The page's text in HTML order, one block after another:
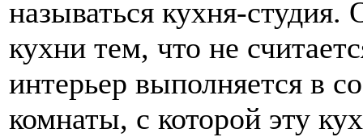
называться кухня-
кухни тем, что не
интерьер выполняется в
комнаты, с которой эту